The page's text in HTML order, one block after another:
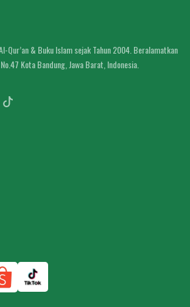
Qur’an & Buku Islam sejak Tahun 2004. Beralamatkan
Kota Bandung, Jawa Barat, Indonesia.